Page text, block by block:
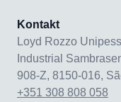
Kontakt
Loyd Rozzo
Industrial
908-Z, 8150-016,
+351 308 808 058